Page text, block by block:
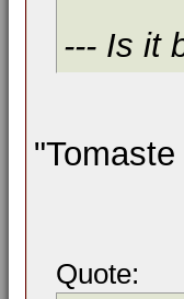
--- Is it
Quote: